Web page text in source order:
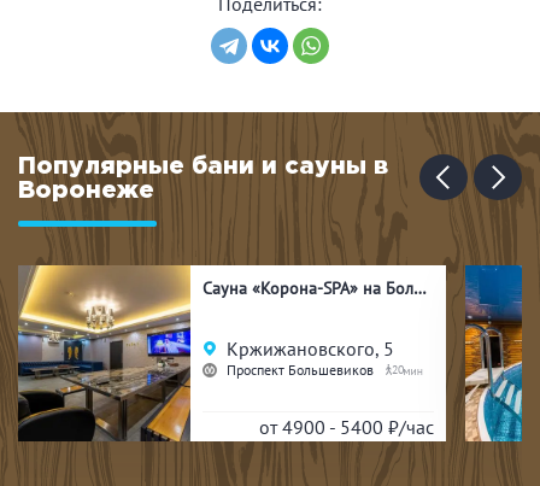
Популярные бани и сауны в
Воронеже
Сауна «Корона-SPA» на Большевиков
Кржижановского, 5
Проспект Большевиков 20
от 4900 - 5400 ₽/час